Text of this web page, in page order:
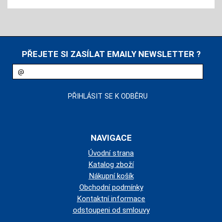
PŘEJETE SI ZASÍLAT EMAILY NEWSLETTER ?
NAVIGACE
Úvodní strana
Katalog zboží
Nákupní košík
Obchodní podmínky
Kontaktní informace
odstoupeni od smlouvy